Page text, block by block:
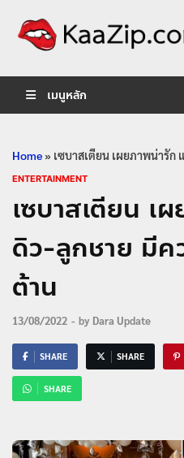
เมนูหลัก
Home» เซบาสเตียน เผยภาพน่ารัก
ENTERTAINMENT
เซบาสเตียน เ
ดิว-ลูกชาย มีค
ต้าน
13/08/2022 - by Dara Update
SHARE SHARE
SHARE